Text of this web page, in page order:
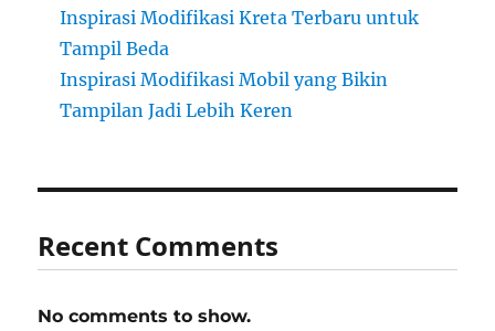
Inspirasi Modifikasi Kreta Terbaru untuk
Tampil Beda
Inspirasi Modifikasi Mobil yang Bikin
Tampilan Jadi Lebih Keren
Recent Comments
No comments to show.